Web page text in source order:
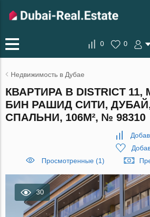
0 0
Недвижимость в Дубае
КВАРТИРА В DISTRICT
БИН РАШИД СИТИ,
СПАЛЬНИ, 106М², № 98310
Просмотренные (1)
30